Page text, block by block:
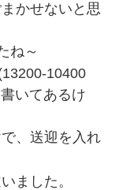
かせないと思
ね～
10400
いてあるけ
、送迎を入れ
ました。